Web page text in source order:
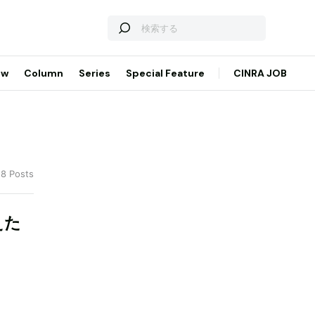
Column Series Special Feature CINRA JOB
Posts